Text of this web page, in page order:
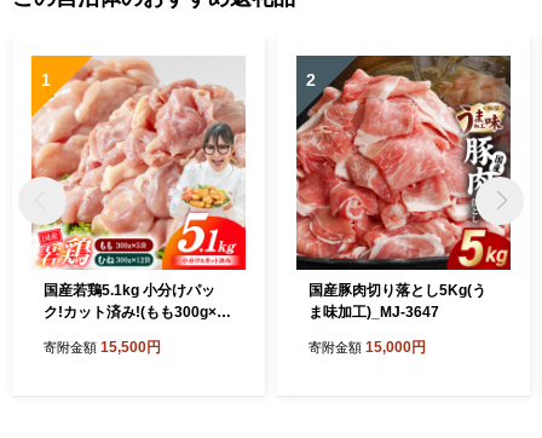
1
国産若鶏5.1kg 小分けパッ
ク!カット済み!(もも300g×5
-007-N5100g
寄附金額 15,500円
2
国産豚肉切り落とし5Kg(う
ま味加工)_MJ-3647
寄附金額 15,000円